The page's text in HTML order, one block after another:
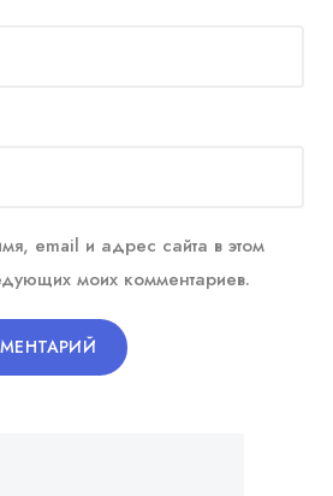
email и адрес сайта в этом
моих комментариев.